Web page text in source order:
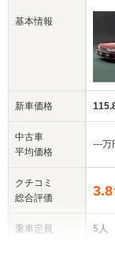
基本情報
新車価格
中古車
平均価格
クチコミ
総合評価
乗車定員
‐‐‐万
3.8
5人